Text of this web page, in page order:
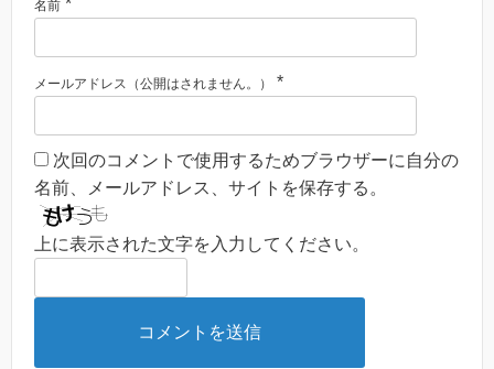
名前 *
メールアドレス（公開はされません。） *
次回のコメントで使用するためブラウザーに自分の
名前、メールアドレス、サイトを保存する。
上に表示された文字を入力してください。